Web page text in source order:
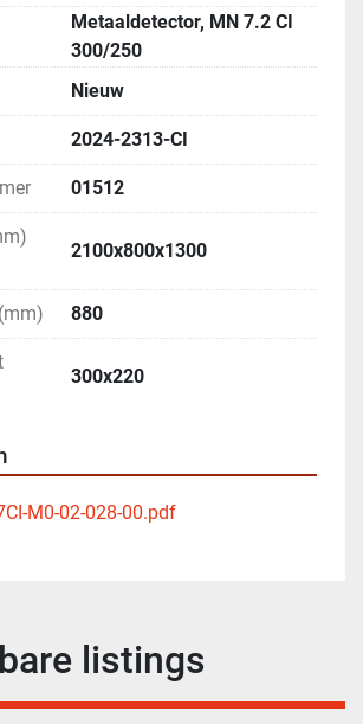
Metaaldetector, MN 7.2 CI
300/250
Nieuw
2024-2313-CI
01512
2100x800x1300
880
300x220
M0-02-028-00.pdf
listings